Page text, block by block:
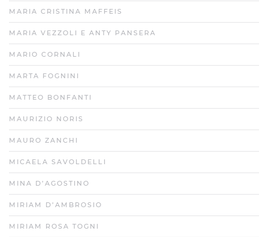
MARIA CRISTINA MAFFEIS
MARIA VEZZOLI E ANTY PANSERA
MARIO CORNALI
MARTA FOGNINI
MATTEO BONFANTI
MAURIZIO NORIS
MAURO ZANCHI
MICAELA SAVOLDELLI
MINA D’AGOSTINO
MIRIAM D’AMBROSIO
MIRIAM ROSA TOGNI